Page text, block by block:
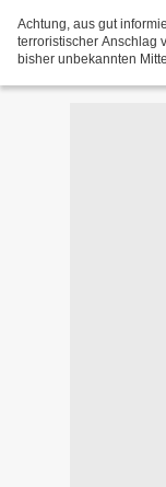
Achtung, aus gut
terroristischer Anschlag
bisher unbekannten